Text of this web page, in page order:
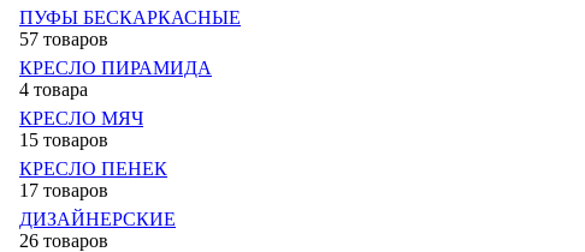
ПУФЫ БЕСКАРКАСНЫЕ
57 товаров
КРЕСЛО ПИРАМИДА
4 товара
КРЕСЛО МЯЧ
15 товаров
КРЕСЛО ПЕНЕК
17 товаров
ДИЗАЙНЕРСКИЕ
26 товаров